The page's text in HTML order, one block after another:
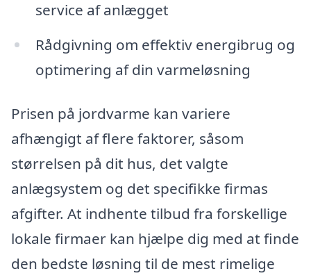
service af anlægget
Rådgivning om effektiv energibrug og
optimering af din varmeløsning
Prisen på jordvarme kan variere
afhængigt af flere faktorer, såsom
størrelsen på dit hus, det valgte
anlægsystem og det specifikke firmas
afgifter. At indhente tilbud fra forskellige
lokale firmaer kan hjælpe dig med at finde
den bedste løsning til de mest rimelige